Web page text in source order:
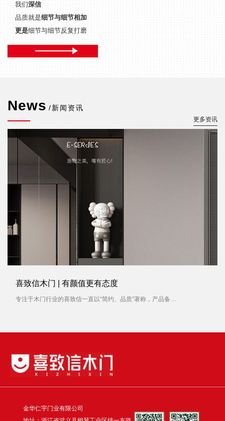
我们深信
品质就是细节与细节相加
更是细节与细节反复打磨
News /新闻资讯
更多资讯
喜致信木门 | 有颜值更有态度
专注于木门行业的喜致信一直以“简约、品质”著称，产品备受消费者青睐。对待每一扇木门产品，喜致信木门容不得有一丝马虎，就像对待一件艺术品，从选材到制作，每一个过程都被严格要求。
金华仁宇门业有限公司